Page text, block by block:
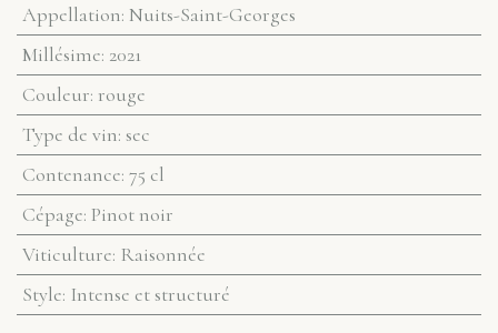
Appellation: Nuits-Saint-Georges
Millésime: 2021
Couleur: rouge
Type de vin: sec
Contenance: 75 cl
Cépage: Pinot noir
Viticulture: Raisonnée
Style: Intense et structuré